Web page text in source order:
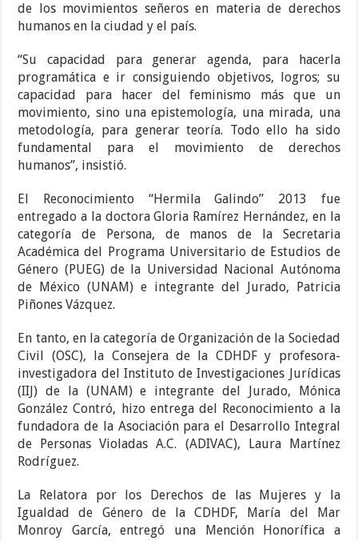
de los movimientos señeros en materia de derechos
humanos en la ciudad y el país.
“Su capacidad para generar agenda, para hacerla
programática e ir consiguiendo objetivos, logros; su
capacidad para hacer del feminismo más que un
movimiento, sino una epistemología, una mirada, una
metodología, para generar teoría. Todo ello ha sido
fundamental para el movimiento de derechos
humanos”, insistió.
El Reconocimiento “Hermila Galindo” 2013 fue
entregado a la doctora Gloria Ramírez Hernández, en la
categoría de Persona, de manos de la Secretaria
Académica del Programa Universitario de Estudios de
Género (PUEG) de la Universidad Nacional Autónoma
de México (UNAM) e integrante del Jurado, Patricia
Piñones Vázquez.
En tanto, en la categoría de Organización de la Sociedad
Civil (OSC), la Consejera de la CDHDF y profesora-
investigadora del Instituto de Investigaciones Jurídicas
(IIJ) de la (UNAM) e integrante del Jurado, Mónica
González Contró, hizo entrega del Reconocimiento a la
fundadora de la Asociación para el Desarrollo Integral
de Personas Violadas A.C. (ADIVAC), Laura Martínez
Rodríguez.
La Relatora por los Derechos de las Mujeres y la
Igualdad de Género de la CDHDF, María del Mar
Monroy García, entregó una Mención Honorífica a